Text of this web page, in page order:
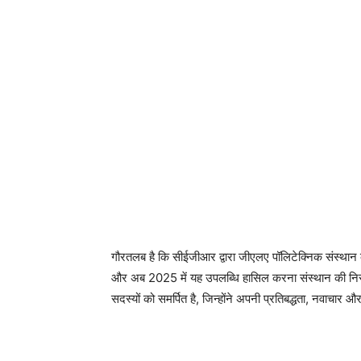
गौरतलब है कि सीईजीआर द्वारा जीएलए पॉलिटेक्निक
और अब 2025 में यह उपलब्धि हासिल करना संस्थान की
सदस्यों को समर्पित है, जिन्होंने अपनी प्रतिबद्धता,